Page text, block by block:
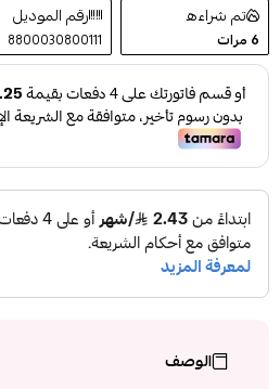
تم شراءه
6 مرات
رقم الموديل
8800030800111
الوصف